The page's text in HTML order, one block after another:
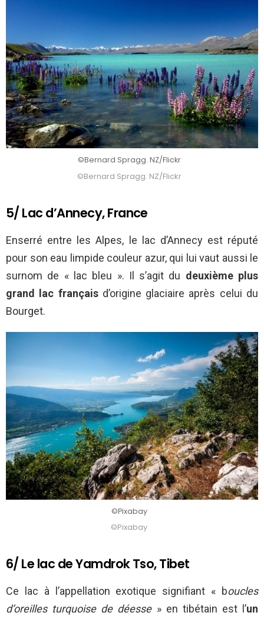
©Bernard Spragg. NZ/Flickr
©Bernard Spragg. NZ/Flickr
5/ Lac d’Annecy, France
Enserré entre les Alpes, le lac d’Annecy est réputé
pour son eau limpide couleur azur, qui lui vaut aussi le
surnom de « lac bleu ». Il s’agit du deuxième plus
grand lac françaisd’origine glaciaire après celui du
Bourget.
©Pixabay
©Pixabay
6/ Le lac de Yamdrok Tso, Tibet
Ce lac à l’appellation exotique signifiant « boucles
d’oreilles turquoise de déesse» en tibétain est l’un